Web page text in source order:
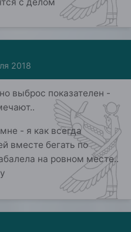
с делом
2018
выброс показателен -
- я как всегда
вместе бегать по
на ровном месте..